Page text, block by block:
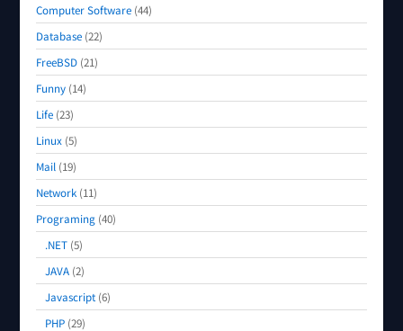
Computer Software (44)
Database (22)
FreeBSD (21)
Funny (14)
Life (23)
Linux (5)
Mail (19)
Network (11)
Programing (40)
.NET (5)
JAVA (2)
Javascript (6)
PHP (29)